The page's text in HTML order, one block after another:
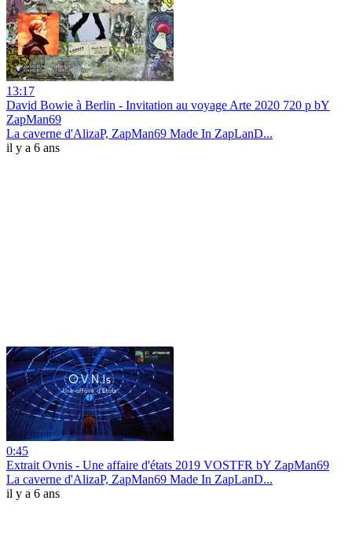
13:17
David Bowie à Berlin - Invitation au voyage Arte 2020 720 p bY
ZapMan69
La caverne d'AlizaP, ZapMan69 Made In ZapLanD...
il y a 6 ans
0:45
Extrait Ovnis - Une affaire d'états 2019 VOSTFR bY ZapMan69
La caverne d'AlizaP, ZapMan69 Made In ZapLanD...
il y a 6 ans